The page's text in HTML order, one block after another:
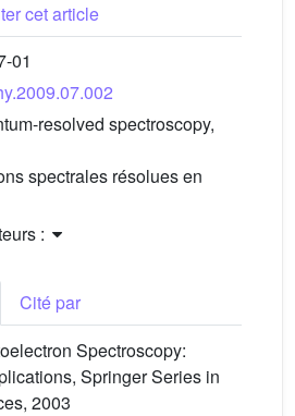
cet article
01
resolved spectroscopy,
spectrales résolues en
:
Cité par
Spectroscopy:
Springer Series in
2003